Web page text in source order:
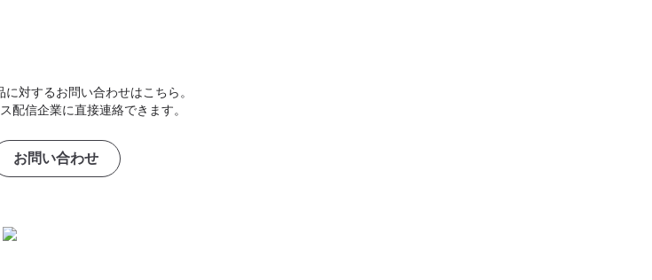
対するお問い合わせはこちら。
配信企業に直接連絡できます。
お問い合わせ